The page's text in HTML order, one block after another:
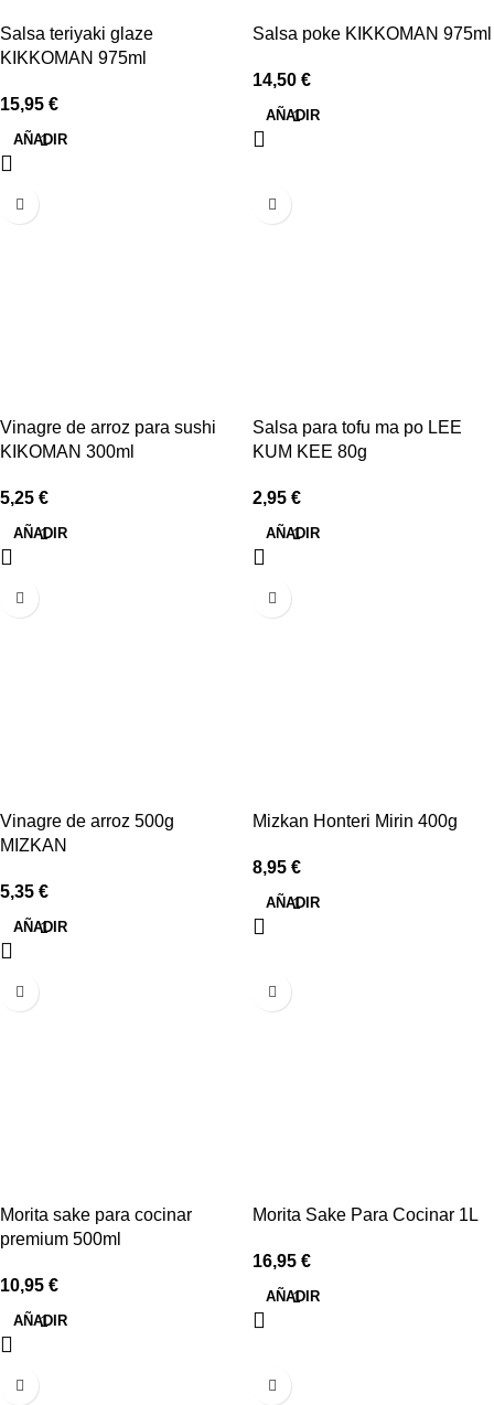
Salsa teriyaki glaze
KIKKOMAN 975ml
15,95 €
AÑADIR
Salsa poke KIKKOMAN 975ml
14,50 €
AÑADIR
Vinagre de arroz para sushi
KIKOMAN 300ml
5,25 €
AÑADIR
Salsa para tofu ma po LEE
KUM KEE 80g
2,95 €
AÑADIR
Vinagre de arroz 500g
MIZKAN
5,35 €
AÑADIR
Mizkan Honteri Mirin 400g
8,95 €
AÑADIR
Morita sake para cocinar
premium 500ml
10,95 €
AÑADIR
Morita Sake Para Cocinar 1L
16,95 €
AÑADIR